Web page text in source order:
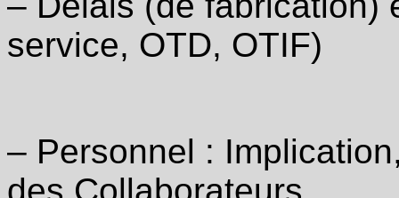
service, OTD, OTIF)
‒ Personnel :
des Collaborateurs